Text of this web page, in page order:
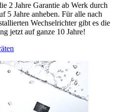
2 Jahre Garantie ab Werk durch
5 Jahre anheben. Für alle nach
Wechselrichter gibt es die
jetzt auf ganze 10 Jahre!